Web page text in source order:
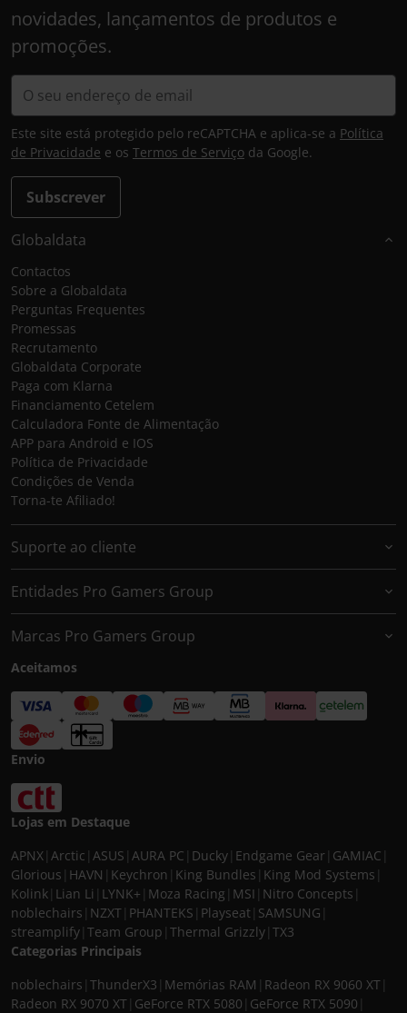
novidades, lançamentos de produtos e
promoções.
Subscrever
Este site está protegido pelo reCAPTCHA e aplica-se a Política
de Privacidade e os Termos de Serviço da Google.
Globaldata
Contactos
Sobre a Globaldata
Perguntas Frequentes
Promessas
Recrutamento
Globaldata Corporate
Paga com Klarna
Financiamento Cetelem
Calculadora Fonte de Alimentação
APP para Android e IOS
Política de Privacidade
Condições de Venda
Torna-te Afiliado!
Suporte ao cliente
Entidades Pro Gamers Group
Marcas Pro Gamers Group
Aceitamos
Envio
Lojas em Destaque
APNX Arctic ASUS AURA PC Ducky Endgame Gear GAMIAC
Glorious HAVN Keychron King Bundles King Mod Systems
Kolink Lian Li LYNK+ Moza Racing MSI Nitro Concepts
noblechairs NZXT PHANTEKS Playseat SAMSUNG
streamplify Team Group Thermal Grizzly TX3
Categorias Principais
noblechairs ThunderX3 Memórias RAM Radeon RX 9060 XT
Radeon RX 9070 XT GeForce RTX 5080 GeForce RTX 5090